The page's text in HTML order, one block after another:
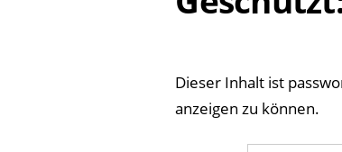
Dieser Inhalt ist
anzeigen zu können.